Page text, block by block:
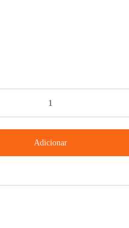
Adicionar